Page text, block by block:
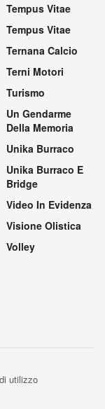
Tempus Vitae
Tempus Vitae
Ternana Calcio
Terni Motori
Turismo
Un Gendarme
Della Memoria
Unika Burraco
Unika Burraco E
Bridge
Video In Evidenza
Visione Olistica
Volley
utilizzo